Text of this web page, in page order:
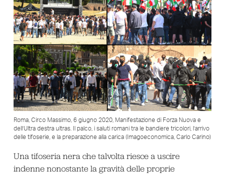
Roma, Circo Massimo, 6 giugno 2020, Manifestazione di Forza Nuova e
dell’Ultra destra ultras. Il palco, i saluti romani tra le bandiere tricolori, l’arrivo
delle tifoserie, e la preparazione alla carica (Imagoeconomica, Carlo Carino)
Una tifoseria nera che talvolta riesce a uscire
indenne nonostante la gravità delle proprie